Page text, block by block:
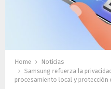
Home
Noticias
Samsung refuerza la
procesamiento local y protección